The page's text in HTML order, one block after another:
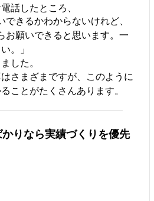
話したところ、
できるかわからないけれど、
お願いできると思います。一
。」
した。
さまざまですが、このように
ことがたくさんあります。
りなら実績づくりを優先